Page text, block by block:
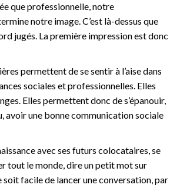
que professionnelle, notre
notre image. C’est là-dessus que
jugés. La première impression est donc
permettent de se sentir à l’aise dans
sociales et professionnelles. Elles
Elles permettent donc de s’épanouir,
avoir une bonne communication sociale
avec ses futurs colocataires, se
tout le monde, dire un petit mot sur
soit facile de lancer une conversation, par